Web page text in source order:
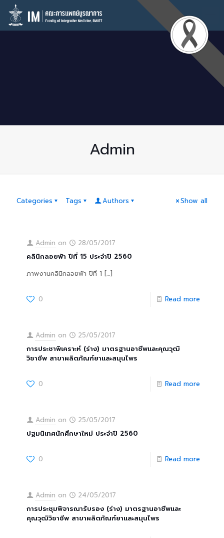
Admin
Categories Tags Authors Show all
Admin on
28/05/2017
คลินิกลอยฟ้า ปีที่ 15 ประจำปี 2560
ภาพงานคลินิกลอยฟ้า ปีที่ 1 […]
0 Read more
Admin on
25/05/2017
การประชาพิเคราะห์ (ร่าง) มาตรฐานอาชีพและคุณวุฒิ
วิชาชีพ สาขาผลิตภัณฑ์ยาและสมุนไพร
0 Read more
Admin on
25/05/2017
ปฐมนิเทศนักศึกษาใหม่ ประจำปี 2560
0 Read more
Admin on
24/05/2017
การประชุมพิจารณารับรอง (ร่าง) มาตรฐานอาชีพและ
คุณวุฒิวิชาชีพ สาขาผลิตภัณฑ์ยาและสมุนไพร